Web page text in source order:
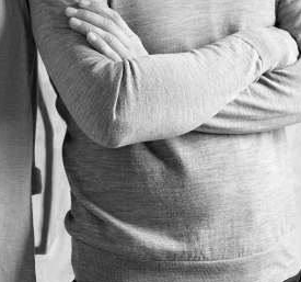
privacidad